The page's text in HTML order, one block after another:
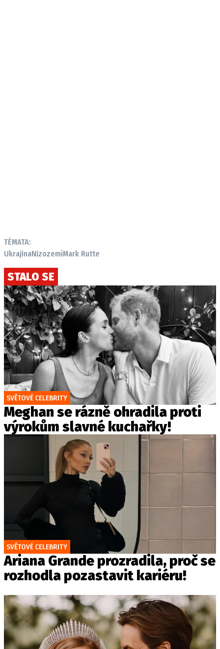
TÉMATA:
UkrajinaNizozemíMark Rutte
STALO SE
SVĚTOVÉ CELEBRITY
Meghan se rázně ohradila proti
výrokům slavné kuchařky!
SVĚTOVÉ CELEBRITY
Ariana Grande prozradila, proč se
rozhodla pozastavit kariéru!